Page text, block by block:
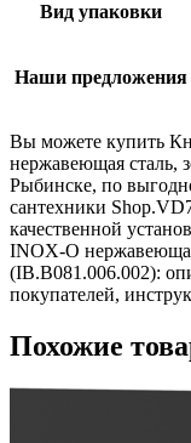
Вид упаковки
Наши предложения
Вы можете купить
нержавеющая сталь,
Рыбинске, по
сантехники
качественной
INOX-O
(IB.B081.006.002):
покупателей,
Похожие